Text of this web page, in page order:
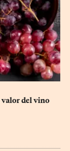
valor del vino